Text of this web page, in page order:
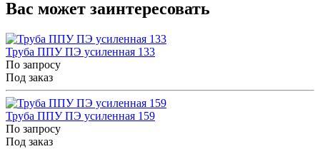
Вас может заинтересовать
Труба ППУ ПЭ усиленная 133
По запросу
Под заказ
Труба ППУ ПЭ усиленная 159
По запросу
Под заказ